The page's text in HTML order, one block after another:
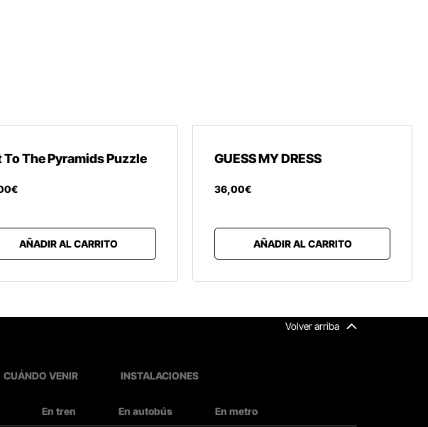
To The Pyramids Puzzle
€
AÑADIR AL CARRITO
GUESS MY DRESS
36,00€
AÑADIR AL CARRITO
Volver arriba
CUÁNDO VENIR INSTALACIONES
En tren En autobús En metro